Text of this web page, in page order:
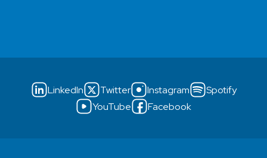
LinkedIn Twitter Instagram
Spotify
YouTube
Facebook